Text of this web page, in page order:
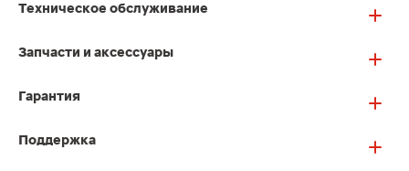
Техническое обслуживание
Запчасти и аксессуары
Гарантия
Поддержка